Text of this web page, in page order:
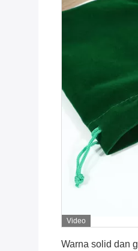
Video
Warna solid dan